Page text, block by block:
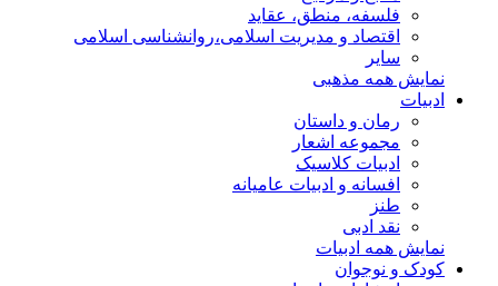
فلسفه، منطق، عقاید
اقتصاد و مدیریت اسلامی،روانشناسی اسلامی
سایر
نمایش همه مذهبی
ادبیات
رمان و داستان
مجموعه اشعار
ادبیات کلاسیک
افسانه و ادبیات عامیانه
طنز
نقد ادبی
نمایش همه ادبیات
کودک و نوجوان